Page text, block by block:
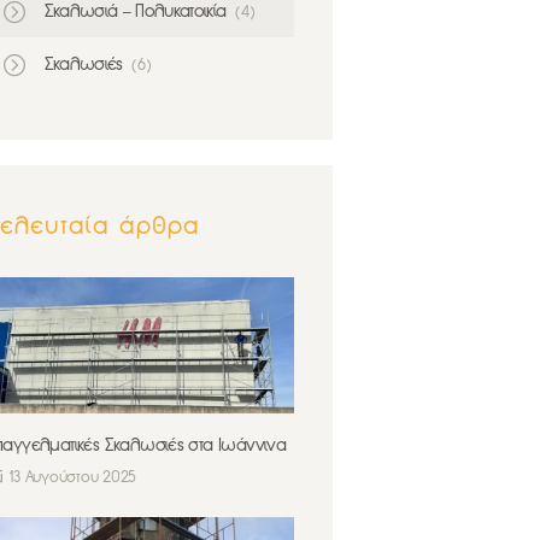
Σκαλωσιά – Πολυκατοικία (4)
Σκαλωσιές (6)
άρθρα
Σκαλωσιές στα Ιωάννινα
13 Αυγούστου 2025